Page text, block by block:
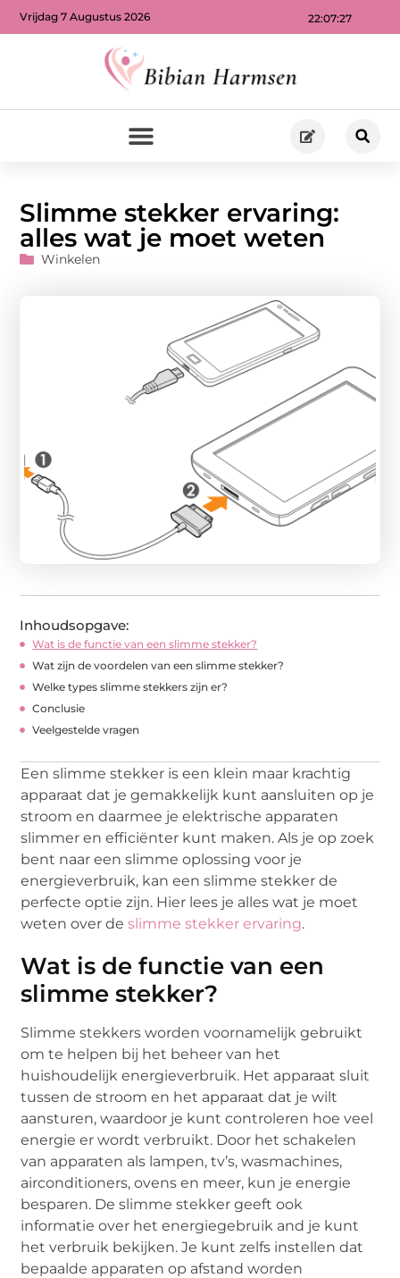
22:07:29
Vrijdag 7 Augustus 2026
Slimme stekker ervaring:
alles wat je moet weten
Winkelen
Inhoudsopgave:
Wat is de functie van een slimme stekker?
Wat zijn de voordelen van een slimme stekker?
Welke types slimme stekkers zijn er?
Conclusie
Veelgestelde vragen
Een slimme stekker is een klein maar krachtig
apparaat dat je gemakkelijk kunt aansluiten op je
stroom en daarmee je elektrische apparaten
slimmer en efficiënter kunt maken. Als je op zoek
bent naar een slimme oplossing voor je
energieverbruik, kan een slimme stekker de
perfecte optie zijn. Hier lees je alles wat je moet
weten over deslimme stekker ervaring.
Wat is de functie van een
slimme stekker?
Slimme stekkers worden voornamelijk gebruikt
om te helpen bij het beheer van het
huishoudelijk energieverbruik. Het apparaat sluit
tussen de stroom en het apparaat dat je wilt
aansturen, waardoor je kunt controleren hoe veel
energie er wordt verbruikt. Door het schakelen
van apparaten als lampen, tv’s, wasmachines,
airconditioners, ovens en meer, kun je energie
besparen. De slimme stekker geeft ook
informatie over het energiegebruik and je kunt
het verbruik bekijken. Je kunt zelfs instellen dat
bepaalde apparaten op afstand worden